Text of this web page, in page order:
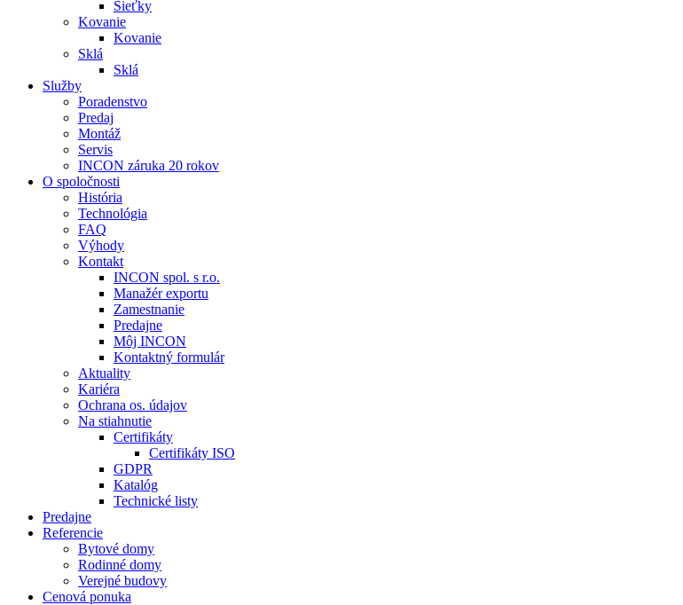
Sieťky
Kovanie
Kovanie
Sklá
Sklá
Služby
Poradenstvo
Predaj
Montáž
Servis
INCON záruka 20 rokov
O spoločnosti
História
Technológia
FAQ
Výhody
Kontakt
INCON spol. s r.o.
Manažér exportu
Zamestnanie
Predajne
Môj INCON
Kontaktný formulár
Aktuality
Kariéra
Ochrana os. údajov
Na stiahnutie
Certifikáty
Certifikáty ISO
GDPR
Katalóg
Technické listy
Predajne
Referencie
Bytové domy
Rodinné domy
Verejné budovy
Cenová ponuka